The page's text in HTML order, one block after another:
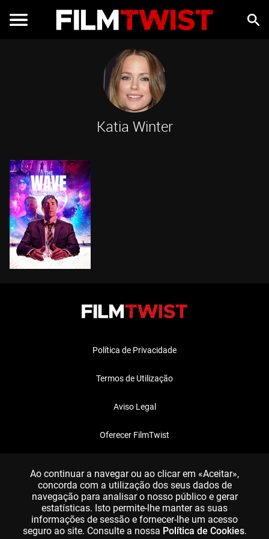
Katia Winter
Política de Privacidade
Termos de Utilização
Aviso Legal
Oferecer FilmTwist
Ao continuar a navegar ou ao clicar em «Aceitar»,
concorda com a utilização dos seus dados de
navegação para analisar o nosso público e gerar
estatísticas. Isto permite-lhe manter as suas
informações de sessão e fornecer-lhe um acesso
seguro ao site. Consulte a nossa Política de Cookies.